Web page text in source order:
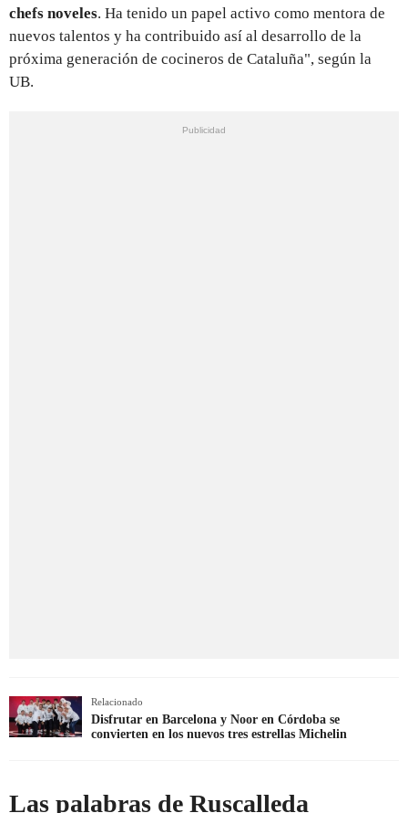
chefs noveles. Ha tenido un papel activo como mentora de
nuevos talentos y ha contribuido así al desarrollo de la
próxima generación de cocineros de Cataluña", según la
UB.
Relacionado
Disfrutar en Barcelona y Noor en Córdoba se
convierten en los nuevos tres estrellas Michelin
Las palabras de Ruscalleda